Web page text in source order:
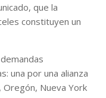
que la
constituyen un
una por una alianza
Nueva York